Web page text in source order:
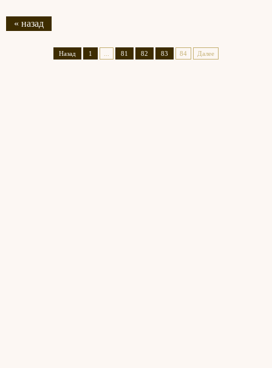
« назад
Назад 1 81 82 83 84 Далее